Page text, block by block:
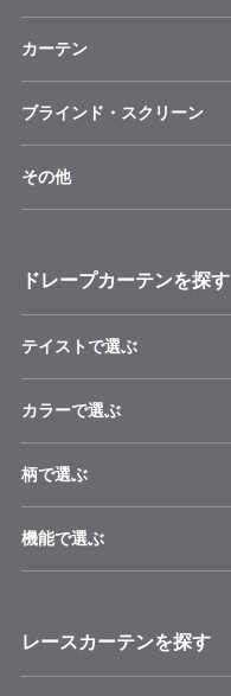
カーテン
ブラインド・スクリーン
その他
ドレープカーテンを探す
テイストで選ぶ
カラーで選ぶ
柄で選ぶ
機能で選ぶ
レースカーテンを探す